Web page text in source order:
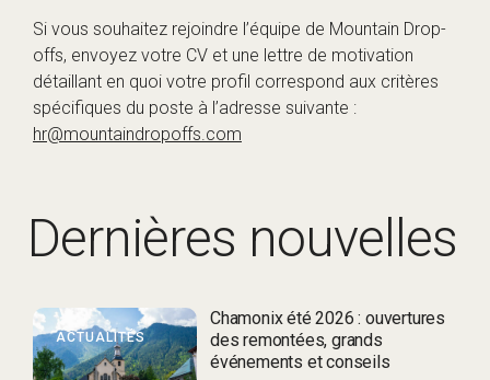
Si vous souhaitez rejoindre l’équipe de Mountain Drop-
offs, envoyez votre CV et une lettre de motivation
détaillant en quoi votre profil correspond aux critères
spécifiques du poste à l’adresse suivante :
hr@mountaindropoffs.com
Dernières nouvelles
ACTUALITÉS
Chamonix été 2026 : ouvertures
des remontées, grands
événements et conseils